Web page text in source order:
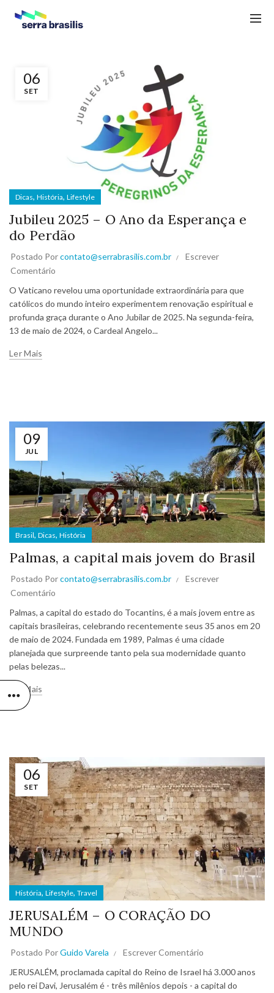
06
SET
Dicas, História, Lifestyle
Jubileu 2025 – O Ano da Esperança e
do Perdão
Postado Porcontato@serrabrasilis.com.br
Escrever
Comentário
O Vaticano revelou uma oportunidade extraordinária para que
católicos do mundo inteiro experimentem renovação espiritual e
profunda graça durante o Ano Jubilar de 2025. Na segunda-feira,
13 de maio de 2024, o Cardeal Angelo...
Ler Mais
09
JUL
Brasil, Dicas, História
Palmas, a capital mais jovem do Brasil
Postado Porcontato@serrabrasilis.com.br
Escrever
Comentário
Palmas, a capital do estado do Tocantins, é a mais jovem entre as
capitais brasileiras, celebrando recentemente seus 35 anos em 20
de maio de 2024. Fundada em 1989, Palmas é uma cidade
planejada que surpreende tanto pela sua modernidade quanto
pelas belezas...
Ler Mais
06
SET
História, Lifestyle, Travel
JERUSALÉM – O CORAÇÃO DO
MUNDO
Postado PorGuido Varela
Escrever Comentário
JERUSALÉM, proclamada capital do Reino de Israel há 3.000 anos
pelo rei Davi, Jerusalém é - três milênios depois - a capital do